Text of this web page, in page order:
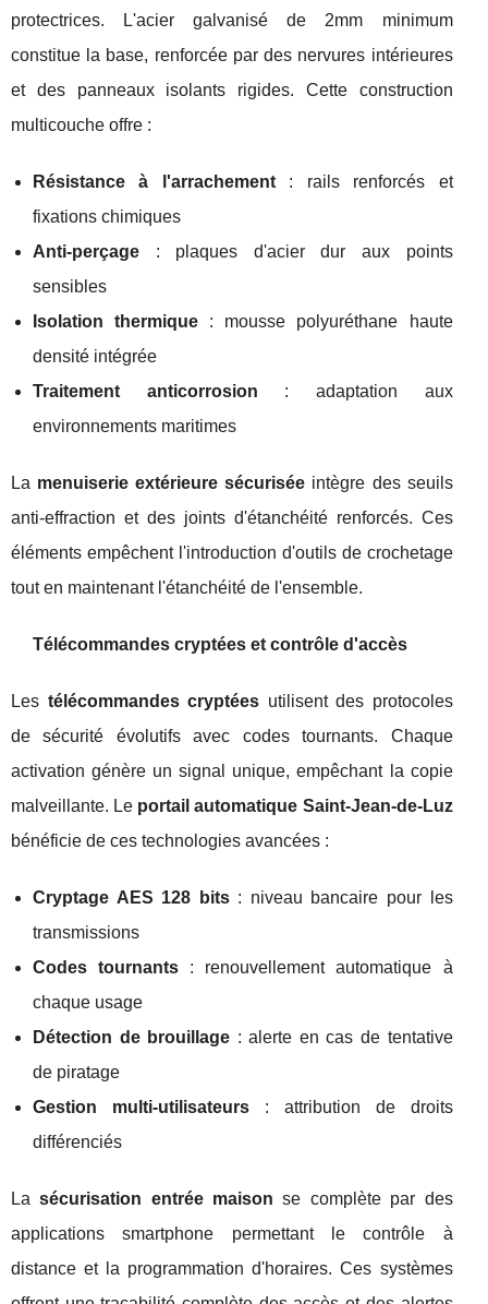
protectrices. L'acier galvanisé de 2mm minimum
constitue la base, renforcée par des nervures intérieures
et des panneaux isolants rigides. Cette construction
multicouche offre :
Résistance à l'arrachement: rails renforcés et
fixations chimiques
Anti-perçage : plaques d'acier dur aux points
sensibles
Isolation thermique : mousse polyuréthane haute
densité intégrée
Traitement anticorrosion : adaptation aux
environnements maritimes
La menuiserie extérieure sécurisée intègre des seuils
anti-effraction et des joints d'étanchéité renforcés. Ces
éléments empêchent l'introduction d'outils de crochetage
tout en maintenant l'étanchéité de l'ensemble.
Télécommandes cryptées et contrôle d'accès
Les télécommandes cryptées utilisent des protocoles
de sécurité évolutifs avec codes tournants. Chaque
activation génère un signal unique, empêchant la copie
malveillante. Le portail automatique Saint-Jean-de-Luz
bénéficie de ces technologies avancées :
Cryptage AES 128 bits: niveau bancaire pour les
transmissions
Codes tournants : renouvellement automatique à
chaque usage
Détection de brouillage : alerte en cas de tentative
de piratage
Gestion multi-utilisateurs: attribution de droits
différenciés
Lasécurisation entrée maison se complète par des
applications smartphone permettant le contrôle à
distance et la programmation d'horaires. Ces systèmes